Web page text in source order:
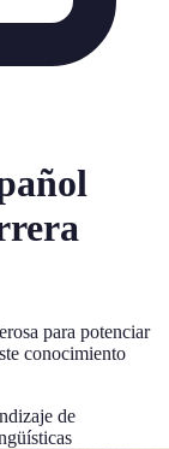
para potenciar
conocimiento
de